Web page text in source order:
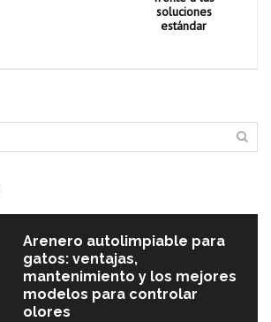
soluciones
estándar
Arenero autolimpiable para
gatos: ventajas,
mantenimiento y los mejores
modelos para controlar
olores